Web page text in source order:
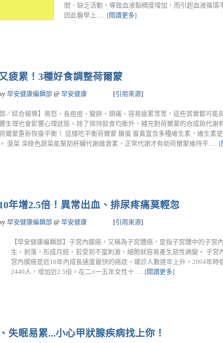
間、缺乏活動，導致血液黏稠度增加，而引起血液循環
因此醫學上...... [閱讀更多]
疲累！3種好食調整荷爾蒙
早安健康編輯部 @ 早安健康 [引用來源]
部／綜合報導】易怒、長痘痘、變胖、頭痛、容易疲累等等，這些其實都可能
生理也會影響心理狀態。除了保持飲食均衡外，補充對荷爾蒙的合成與代謝
爾蒙重新恢復平衡！ 這樣吃平衡荷爾蒙 雞蛋 蛋黃富含多種維生素，維生素
菠菜 深綠色蔬菜能幫助肝臟代謝雌激素，正常代謝才有助荷爾蒙維持平...... [
年增2.5倍！異常出血、排尿疼痛莫輕忽
早安健康編輯部 @ 早安健康 [引用來源]
【早安健康編輯部】子宮內膜癌，又稱為子宮體癌，是指子宮體中的子
生、剝落，形成月經，若受到不當刺激，細胞就容易產生惡性病變。 子
宮內膜癌是近10年內成長速度最快的癌症，確診人數逐年上升。2004年時
2440人，增加近2.5倍。在二○一五年女性十...... [閱讀更多]
失眠易累...小心甲狀腺疾病找上你！